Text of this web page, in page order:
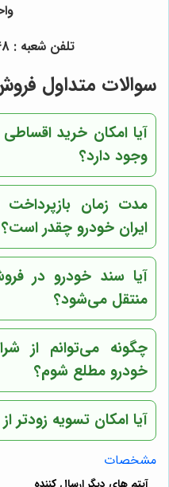
تلفن شعبه : 02188505848-53
سوالات متداول
آیا امکان خرید
وجود دارد؟
مدت زمان
ایران خودرو چقدر است؟
آیا سند خودرو در
منتقل می‌شود؟
چگونه می‌توانم از
خودرو مطلع شوم؟
آیا امکان تسویه زودتر
مشخصات